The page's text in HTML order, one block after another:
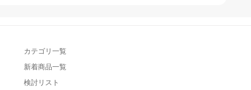
カテゴリ一覧
新着商品一覧
検討リスト